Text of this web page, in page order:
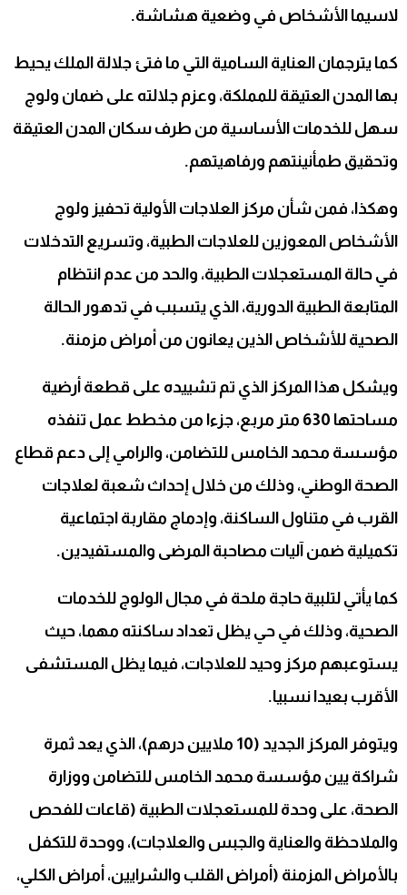
لاسيما الأشخاص في وضعية هشاشة.
كما يترجمان العناية السامية التي ما فتئ جلالة الملك يحيط
بها المدن العتيقة للمملكة، وعزم جلالته على ضمان ولوج
سهل للخدمات الأساسية من طرف سكان المدن العتيقة
وتحقيق طمأنينتهم ورفاهيتهم.
وهكذا، فمن شأن مركز العلاجات الأولية تحفيز ولوج
الأشخاص المعوزين للعلاجات الطبية، وتسريع التدخلات
في حالة المستعجلات الطبية، والحد من عدم انتظام
المتابعة الطبية الدورية، الذي يتسبب في تدهور الحالة
الصحية للأشخاص الذين يعانون من أمراض مزمنة.
ويشكل هذا المركز الذي تم تشييده على قطعة أرضية
مساحتها 630 متر مربع، جزءا من مخطط عمل تنفذه
مؤسسة محمد الخامس للتضامن، والرامي إلى دعم قطاع
الصحة الوطني، وذلك من خلال إحداث شعبة لعلاجات
القرب في متناول الساكنة، وإدماج مقاربة اجتماعية
تكميلية ضمن آليات مصاحبة المرضى والمستفيدين.
كما يأتي لتلبية حاجة ملحة في مجال الولوج للخدمات
الصحية، وذلك في حي يظل تعداد ساكنته مهما، حيث
يستوعبهم مركز وحيد للعلاجات، فيما يظل المستشفى
الأقرب بعيدا نسبيا.
ويتوفر المركز الجديد (10 ملايين درهم)، الذي يعد ثمرة
شراكة يين مؤسسة محمد الخامس للتضامن ووزارة
الصحة، على وحدة للمستعجلات الطبية (قاعات للفحص
والملاحظة والعناية والجبس والعلاجات)، ووحدة للتكفل
بالأمراض المزمنة (أمراض القلب والشرايين، أمراض الكلي،